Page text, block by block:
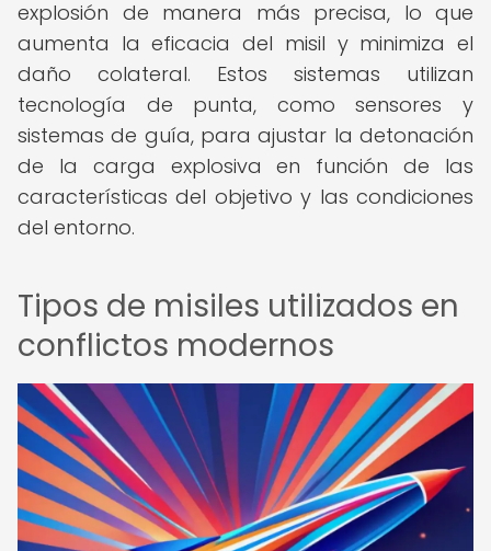
explosión de manera más precisa, lo que
aumenta la eficacia del misil y minimiza el
daño colateral. Estos sistemas utilizan
tecnología de punta, como sensores y
sistemas de guía, para ajustar la detonación
de la carga explosiva en función de las
características del objetivo y las condiciones
del entorno.
Tipos de misiles utilizados en
conflictos modernos